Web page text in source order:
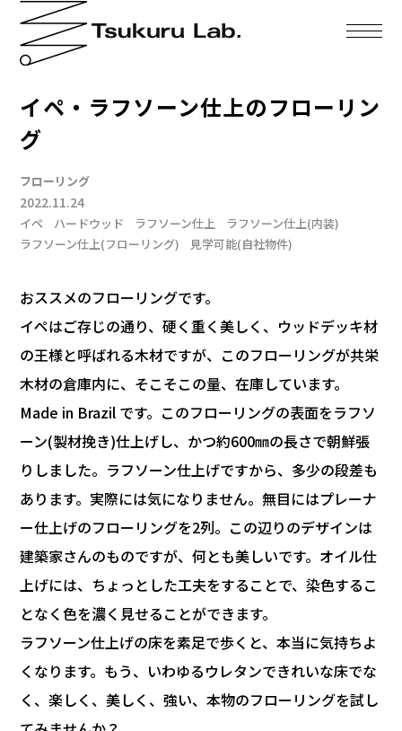
イペ・ラフソーン仕上のフローリン
グ
フローリング
2022.11.24
イペ ハードウッド ラフソーン仕上
ラフソーン仕上(内装)
ラフソーン仕上(フローリング)
見学可能(自社物件)
おススメのフローリングです。
イペはご存じの通り、硬く重く美しく、ウッドデッキ材
の王様と呼ばれる木材ですが、このフローリングが共栄
木材の倉庫内に、そこそこの量、在庫しています。
Made in Brazil です。このフローリングの表面をラフソ
ーン(製材挽き)仕上げし、かつ約600㎜の長さで朝鮮張
りしました。ラフソーン仕上げですから、多少の段差も
あります。実際には気になりません。無目にはプレーナ
ー仕上げのフローリングを2列。この辺りのデザインは
建築家さんのものですが、何とも美しいです。オイル仕
上げには、ちょっとした工夫をすることで、染色するこ
となく色を濃く見せることができます。
ラフソーン仕上げの床を素足で歩くと、本当に気持ちよ
くなります。もう、いわゆるウレタンできれいな床でな
く、楽しく、美しく、強い、本物のフローリングを試し